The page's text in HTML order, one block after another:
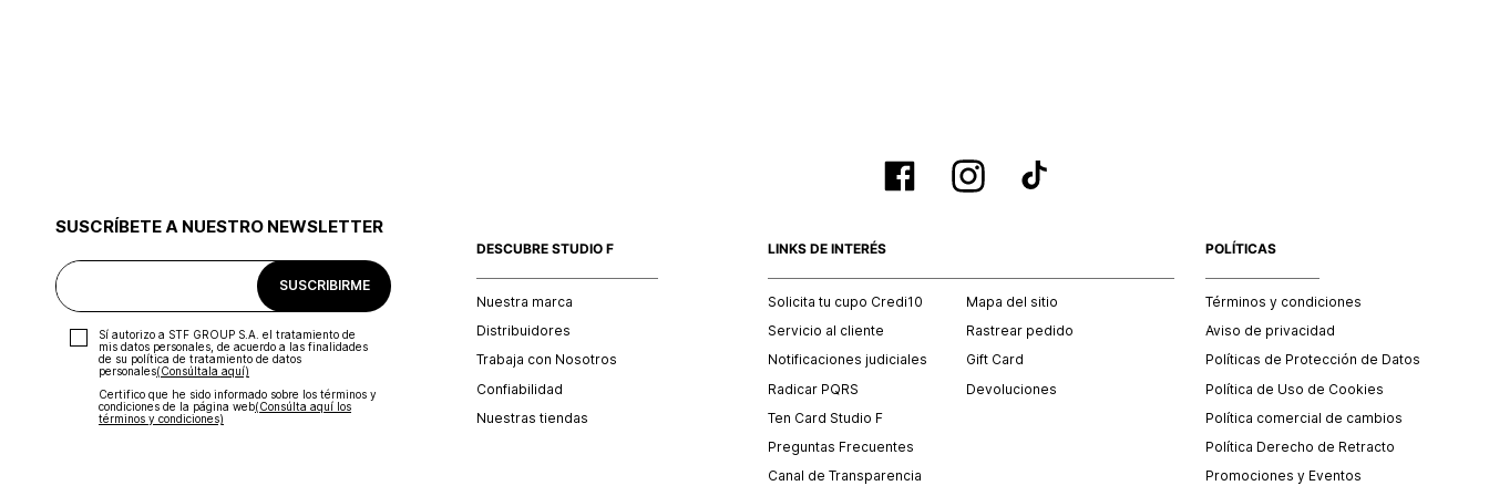
SUSCRÍBETE A NUESTRO NEWSLETTER
SUSCRIBIRME
Sí autorizo a STF GROUP S.A. el tratamiento de
mis datos personales, de acuerdo a las finalidades
de su política de tratamiento de datos
personales‎(Consúltala aquí)
Certifico que he sido informado sobre los términos y
condiciones de la página web‎(Consúlta aquí los
términos y condiciones)
DESCUBRE STUDIO F
Nuestra marca
Distribuidores
Trabaja con Nosotros
Confiabilidad
Nuestras tiendas
LINKS DE INTERÉS
Solicita tu cupo Credi10
Servicio al cliente
Notificaciones judiciales
Radicar PQRS
Ten Card Studio F
Preguntas Frecuentes
Canal de Transparencia
Mapa del sitio
Rastrear pedido
Gift Card
Devoluciones
POLÍTICAS
Términos y condiciones
Aviso de privacidad
Políticas de Protección de Datos
Política de Uso de Cookies
Política comercial de cambios
Política Derecho de Retracto
Promociones y Eventos